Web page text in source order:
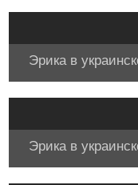
Эрика в
Эрика в